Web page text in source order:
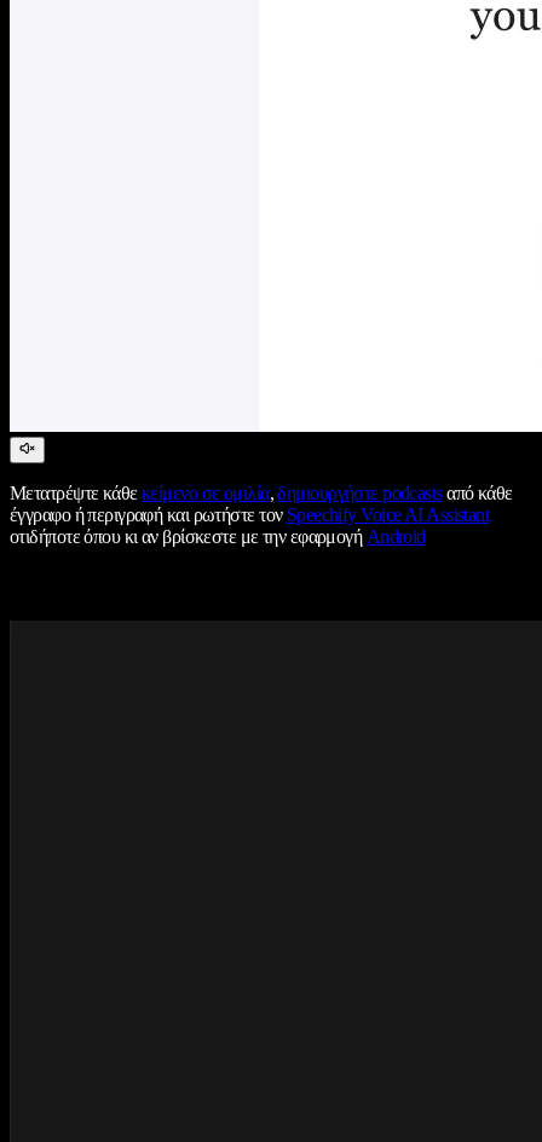
Μετατρέψτε κάθεκείμενο σε ομιλία,δημιουργήστε podcastsαπό κάθε
έγγραφο ή περιγραφή και ρωτήστε τον Speechify Voice AI Assistant
οτιδήποτε όπου κι αν βρίσκεστε με την εφαρμογήAndroid